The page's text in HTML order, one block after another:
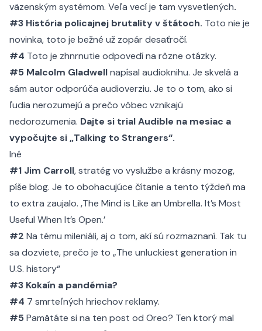
väzenským systémom. Veľa vecí je tam vysvetlených.
#3 História policajnej brutality v štátoch. Toto nie je
novinka, toto je bežné už zopár desaťročí.
#4 Toto je zhnrnutie odpovedí na rôzne otázky.
#5 Malcolm Gladwellnapísal audioknihu. Je skvelá a
sám autor odporúča audioverziu. Je to o tom, ako si
ľudia nerozumejú a prečo vôbec vznikajú
nedorozumenia. Dajte si trial Audible na mesiac a
vypočujte si „Talking to Strangers“.
Iné
#1 Jim Carroll, stratég vo vyslužbe a krásny mozog,
píše blog. Je to obohacujúce čítanie a tento týždeň ma
to extra zaujalo. ‚The Mind is Like an Umbrella. It’s Most
Useful When It’s Open.’
#2 Na tému mileniáli, aj o tom, akí sú rozmaznaní. Tak tu
sa dozviete, prečo je to „The unluckiest generation in
U.S. history“
#3 Kokaín a pandémia?
#4 7 smrteľných hriechov reklamy.
#5Pamätáte si na ten post od Oreo? Ten ktorý mal